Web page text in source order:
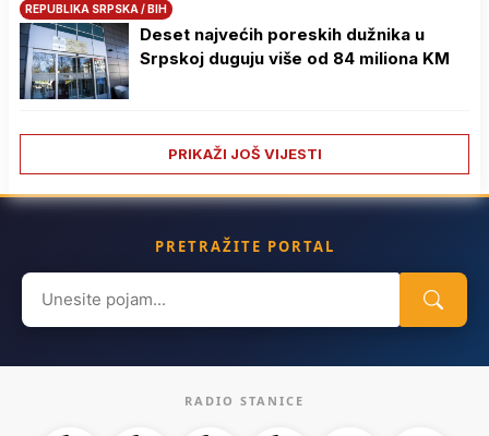
REPUBLIKA SRPSKA / BIH
Deset najvećih poreskih dužnika u
Srpskoj duguju više od 84 miliona KM
PRIKAŽI JOŠ VIJESTI
PRETRAŽITE PORTAL
Search
for:
RADIO STANICE